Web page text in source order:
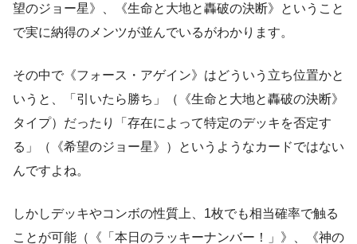
望のジョー星》、《生命と大地と轟破の決断》ということ
で実に納得のメンツが並んでいるがわかります。
その中で《フォース・アゲイン》はどういう立ち位置かと
いうと、「引いたら勝ち」（《生命と大地と轟破の決断》
タイプ）だったり「存在によって特定のデッキを否定す
る」（《希望のジョー星》）というようなカードではない
んですよね。
しかしデッキやコンボの性質上、1枚でも相当確率で触る
ことが可能（《「本日のラッキーナンバー！」》、《神の